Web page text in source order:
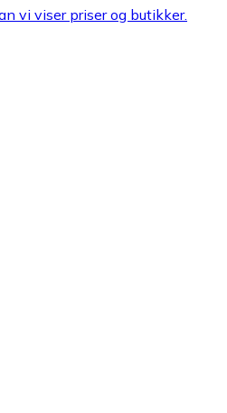
vi viser priser og butikker.